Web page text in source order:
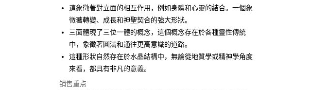
运送方式
全家取貨付款
每笔NT$80，满NT$3,000(含以上)免运费
7-11取貨付款
每笔NT$80，满NT$3,000(含以上)免运费
這象徵著對立面的相互作用，例如身體和心靈的結合。一個象
徵著轉變、成長和神聖契合的強大形狀。
三面體現了三位一體的概念，這個概念存在於各種靈性傳統
中，象徵著圓滿和通往更高意識的道路。
這種形狀自然存在於水晶結構中，無論從地質學或精神學角度
來看，都具有非凡的意義。
销售重点